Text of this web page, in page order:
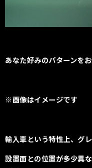
あなた好みのパターンをお
※画像はイメージです
輸入車という特性上、グ
設置面との位置が多少異